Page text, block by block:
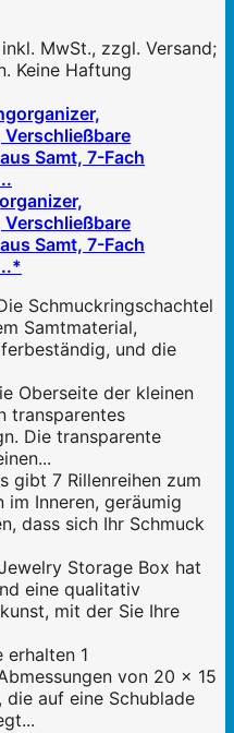
MwSt., zzgl. Versand;
Keine Haftung
Samt, 7-Fach
Schmuckringschachtel
Samtmaterial,
und die
Oberseite der kleinen
transparentes
Die transparente
gibt 7 Rillenreihen zum
im Inneren, geräumig
dass sich Ihr Schmuck
Storage Box hat
eine qualitativ
mit der Sie Ihre
erhalten 1
von 20 x 15
auf eine Schublade